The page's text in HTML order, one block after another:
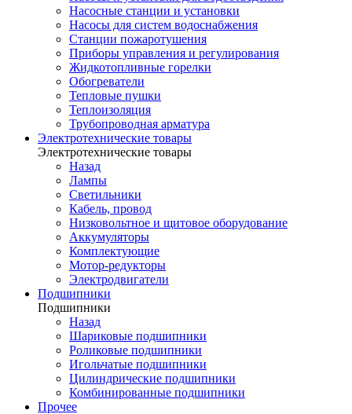
Насосные станции и установки
Насосы для систем водоснабжения
Станции пожаротушения
Приборы управления и регулирования
Жидкотопливные горелки
Обогреватели
Тепловые пушки
Теплоизоляция
Трубопроводная арматура
Электротехнические товары
Электротехнические товары
Назад
Лампы
Светильники
Кабель, провод
Низковольтное и щитовое оборудование
Аккумуляторы
Комплектующие
Мотор-редукторы
Электродвигатели
Подшипники
Подшипники
Назад
Шариковые подшипники
Роликовые подшипники
Игольчатые подшипники
Цилиндрические подшипники
Комбинированные подшипники
Прочее